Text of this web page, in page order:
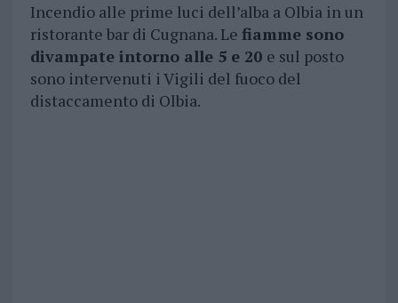
Incendio alle prime luci dell’alba a Olbia in un
ristorante bar di Cugnana. Le fiamme sono
divampate intorno alle 5 e 20 e sul posto
sono intervenuti i Vigili del fuoco del
distaccamento di Olbia.